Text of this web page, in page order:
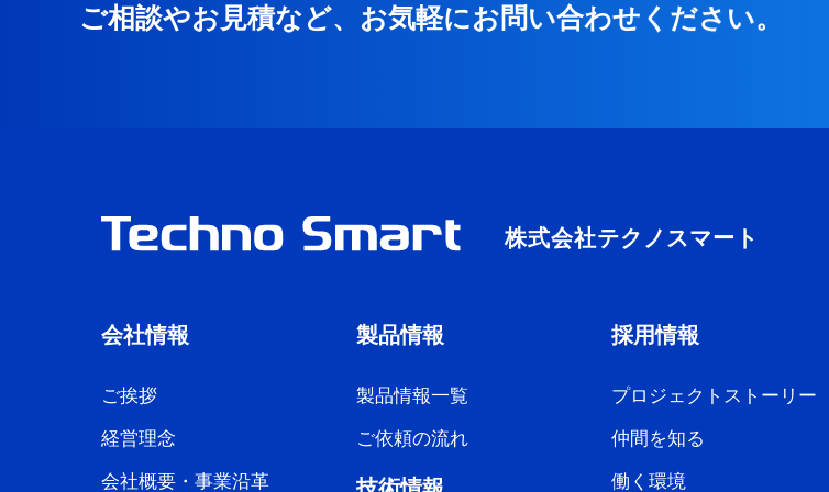
ご相談やお見積など、お気軽にお問い合わせください。
会社情報
ご挨拶
経営理念
会社概要・事業沿革
製品情報
製品情報一覧
ご依頼の流れ
技術情報
採用情報
プロジェクトストーリー
仲間を知る
働く環境